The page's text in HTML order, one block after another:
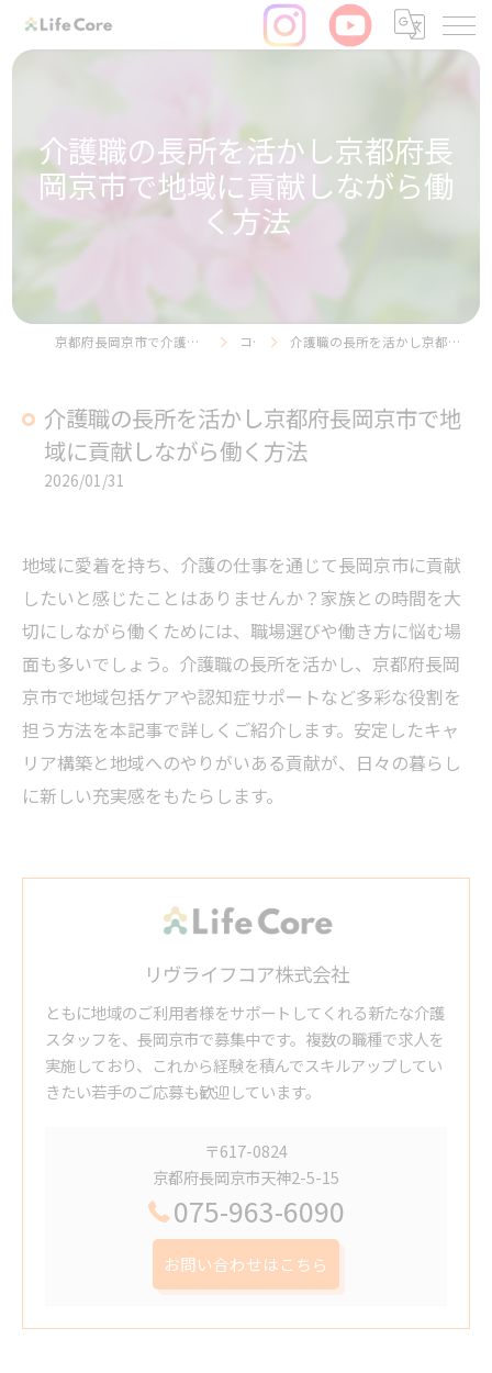
介護職の長所を活かし京都府長
岡京市で地域に貢献しながら働
く方法
京都府長岡京市で介護の求人ならリヴライフコア株式会社 コラム 介護職の長所を活かし京都府長岡京市で地域に貢献しながら働く方法
介護職の長所を活かし京都府長岡京市で地
域に貢献しながら働く方法
2026/01/31
地域に愛着を持ち、介護の仕事を通じて長岡京市に貢献
したいと感じたことはありませんか？家族との時間を大
切にしながら働くためには、職場選びや働き方に悩む場
面も多いでしょう。介護職の長所を活かし、京都府長岡
京市で地域包括ケアや認知症サポートなど多彩な役割を
担う方法を本記事で詳しくご紹介します。安定したキャ
リア構築と地域へのやりがいある貢献が、日々の暮らし
に新しい充実感をもたらします。
リヴライフコア株式会社
ともに地域のご利用者様をサポートしてくれる新たな介護
スタッフを、長岡京市で募集中です。複数の職種で求人を
実施しており、これから経験を積んでスキルアップしてい
きたい若手のご応募も歓迎しています。
〒617-0824
京都府長岡京市天神2-5-15
075-963-6090
お問い合わせはこちら